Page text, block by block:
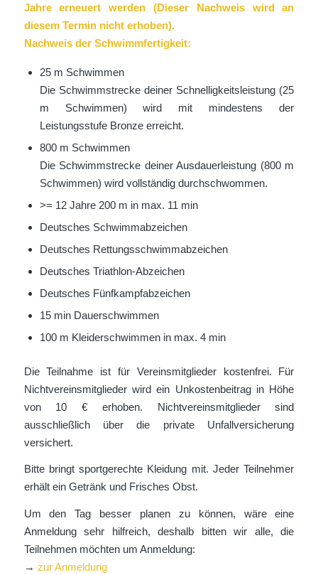
Jahre erneuert werden (Dieser Nachweis wird an
diesem Termin nicht erhoben).
Nachweis der Schwimmfertigkeit:
25 m Schwimmen
Die Schwimmstrecke deiner Schnelligkeitsleistung (25
m Schwimmen) wird mit mindestens der
Leistungsstufe Bronze erreicht.
800 m Schwimmen
Die Schwimmstrecke deiner Ausdauerleistung (800 m
Schwimmen) wird vollständig durchschwommen.
>= 12 Jahre 200 m in max. 11 min
Deutsches Schwimmabzeichen
Deutsches Rettungsschwimmabzeichen
Deutsches Triathlon-Abzeichen
Deutsches Fünfkampfabzeichen
15 min Dauerschwimmen
100 m Kleiderschwimmen in max. 4 min
Die Teilnahme ist für Vereinsmitglieder kostenfrei. Für
Nichtvereinsmitglieder wird ein Unkostenbeitrag in Höhe
von 10 € erhoben. Nichtvereinsmitglieder sind
ausschließlich über die private Unfallversicherung
versichert.
Bitte bringt sportgerechte Kleidung mit. Jeder Teilnehmer
erhält ein Getränk und Frisches Obst.
Um den Tag besser planen zu können, wäre eine
Anmeldung sehr hilfreich, deshalb bitten wir alle, die
Teilnehmen möchten um Anmeldung:
→ zur Anmeldung